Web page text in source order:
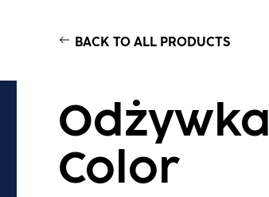
BACK TO ALL PRODUCTS
Odżywka
Color